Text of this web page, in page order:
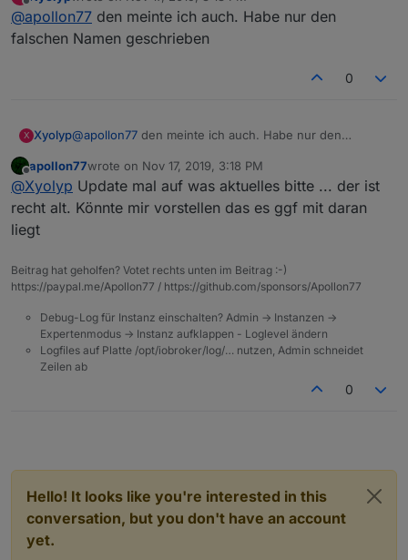
Offline last edited by
@apollon77 den meinte ich auch. Habe nur den
falschen Namen geschrieben
0
X Xyolyp@apollon77 den meinte ich auch. Habe nur den
Offline
apollon77wrote on Nov 17, 2019, 3:18 PM
last edited by
@Xyolyp Update mal auf was aktuelles bitte ... der ist
recht alt. Könnte mir vorstellen das es ggf mit daran
liegt
Beitrag hat geholfen? Votet rechts unten im Beitrag :-)
https://paypal.me/Apollon77 / https://github.com/sponsors/Apollon77
Debug-Log für Instanz einschalten? Admin -> Instanzen ->
Expertenmodus -> Instanz aufklappen - Loglevel ändern
Logfiles auf Platte /opt/iobroker/log/… nutzen, Admin schneidet
Zeilen ab
0
Hello! It looks like you're interested in this
conversation, but you don't have an account
yet.